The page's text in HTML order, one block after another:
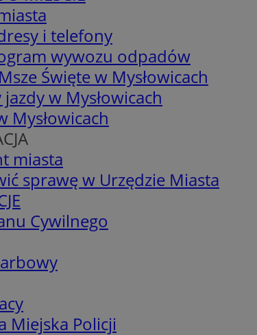
i telefony
wywozu odpadów
Święte w Mysłowicach
jazdy w Mysłowicach
Mysłowicach
miasta
sprawę w Urzędzie Miasta
Cywilnego
Miejska Policji